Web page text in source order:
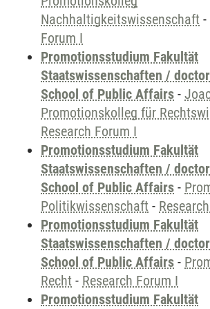
Nachhaltigkeitswissenschaft -
Forum I
Promotionsstudium Fakultät
Staatswissenschaften /
School of Public Affairs -
Promotionskolleg für
Research Forum I
Promotionsstudium Fakultät
Staatswissenschaften /
School of Public Affairs -
Politikwissenschaft -
Promotionsstudium Fakultät
Staatswissenschaften /
School of Public Affairs -
Recht - Research Forum I
Promotionsstudium Fakultät